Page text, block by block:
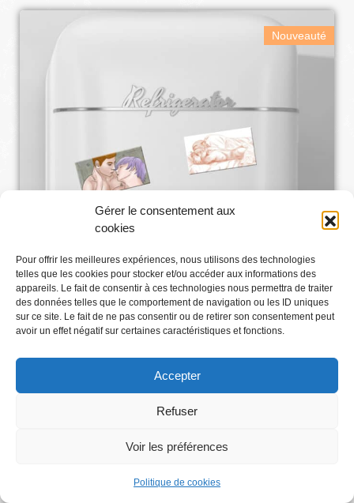
Gérer le consentement aux
cookies
Pour offrir les meilleures expériences, nous utilisons des technologies
telles que les cookies pour stocker et/ou accéder aux informations des
appareils. Le fait de consentir à ces technologies nous permettra de traiter
des données telles que le comportement de navigation ou les ID uniques
sur ce site. Le fait de ne pas consentir ou de retirer son consentement peut
avoir un effet négatif sur certaines caractéristiques et fonctions.
Accepter
Refuser
Voir les préférences
Politique de cookies
Nouveauté